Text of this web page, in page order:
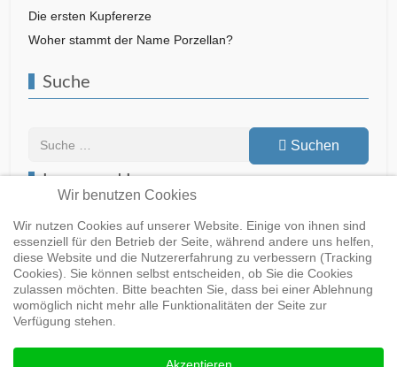
Die ersten Kupfererze
Woher stammt der Name Porzellan?
Suche
Suchen
Lesen und Lernen
Buch bei Springer
Buch bei Springer
Wir benutzen Cookies
Wir nutzen Cookies auf unserer Website. Einige von ihnen sind
essenziell für den Betrieb der Seite, während andere uns helfen,
diese Website und die Nutzererfahrung zu verbessern (Tracking
Cookies). Sie können selbst entscheiden, ob Sie die Cookies
zulassen möchten. Bitte beachten Sie, dass bei einer Ablehnung
womöglich nicht mehr alle Funktionalitäten der Seite zur
Verfügung stehen.